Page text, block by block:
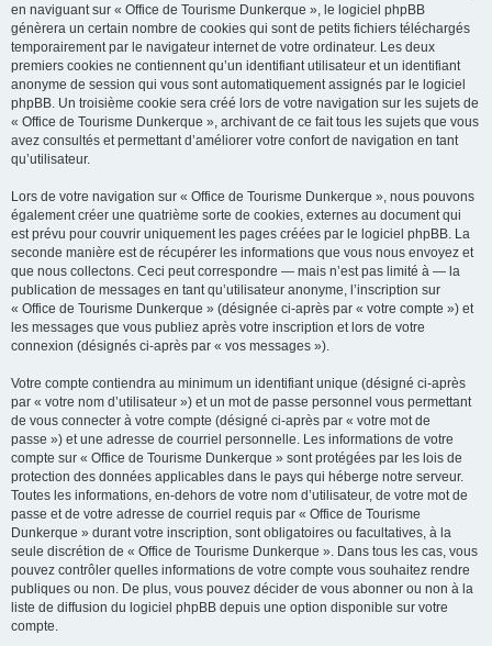
en naviguant sur « Office de Tourisme Dunkerque », le logiciel phpBB
génèrera un certain nombre de cookies qui sont de petits fichiers téléchargés
temporairement par le navigateur internet de votre ordinateur. Les deux
premiers cookies ne contiennent qu’un identifiant utilisateur et un identifiant
anonyme de session qui vous sont automatiquement assignés par le logiciel
phpBB. Un troisième cookie sera créé lors de votre navigation sur les sujets de
« Office de Tourisme Dunkerque », archivant de ce fait tous les sujets que vous
avez consultés et permettant d’améliorer votre confort de navigation en tant
qu’utilisateur.
Lors de votre navigation sur « Office de Tourisme Dunkerque », nous pouvons
également créer une quatrième sorte de cookies, externes au document qui
est prévu pour couvrir uniquement les pages créées par le logiciel phpBB. La
seconde manière est de récupérer les informations que vous nous envoyez et
que nous collectons. Ceci peut correspondre — mais n’est pas limité à — la
publication de messages en tant qu’utilisateur anonyme, l’inscription sur
« Office de Tourisme Dunkerque » (désignée ci-après par « votre compte ») et
les messages que vous publiez après votre inscription et lors de votre
connexion (désignés ci-après par « vos messages »).
Votre compte contiendra au minimum un identifiant unique (désigné ci-après
par « votre nom d’utilisateur ») et un mot de passe personnel vous permettant
de vous connecter à votre compte (désigné ci-après par « votre mot de
passe ») et une adresse de courriel personnelle. Les informations de votre
compte sur « Office de Tourisme Dunkerque » sont protégées par les lois de
protection des données applicables dans le pays qui héberge notre serveur.
Toutes les informations, en-dehors de votre nom d’utilisateur, de votre mot de
passe et de votre adresse de courriel requis par « Office de Tourisme
Dunkerque » durant votre inscription, sont obligatoires ou facultatives, à la
seule discrétion de « Office de Tourisme Dunkerque ». Dans tous les cas, vous
pouvez contrôler quelles informations de votre compte vous souhaitez rendre
publiques ou non. De plus, vous pouvez décider de vous abonner ou non à la
liste de diffusion du logiciel phpBB depuis une option disponible sur votre
compte.